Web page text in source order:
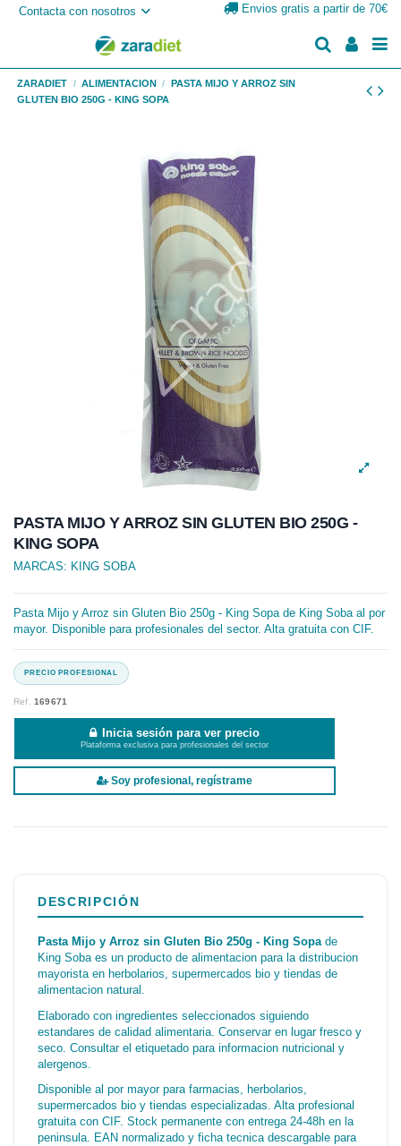
Contacta con nosotros Envios gratis a partir de 70€
ZARADIET ALIMENTACION
PASTA MIJO Y ARROZ SIN
GLUTEN BIO 250G - KING SOPA
PASTA MIJO Y ARROZ SIN GLUTEN BIO 250G -
KING SOPA
MARCAS: KING SOBA
Pasta Mijo y Arroz sin Gluten Bio 250g - King Sopa de King Soba al por
mayor. Disponible para profesionales del sector. Alta gratuita con CIF.
Ref.169671
Inicia sesión para ver precio
Plataforma exclusiva para profesionales del sector
Soy profesional, regístrame
DESCRIPCIÓN
Pasta Mijo y Arroz sin Gluten Bio 250g - King Sopade
King Soba es un producto de alimentacion para la distribucion
mayorista en herbolarios, supermercados bio y tiendas de
alimentacion natural.
Elaborado con ingredientes seleccionados siguiendo
estandares de calidad alimentaria. Conservar en lugar fresco y
seco. Consultar el etiquetado para informacion nutricional y
alergenos.
Disponible al por mayor para farmacias, herbolarios,
supermercados bio y tiendas especializadas. Alta profesional
gratuita con CIF. Stock permanente con entrega 24-48h en la
peninsula. EAN normalizado y ficha tecnica descargable para